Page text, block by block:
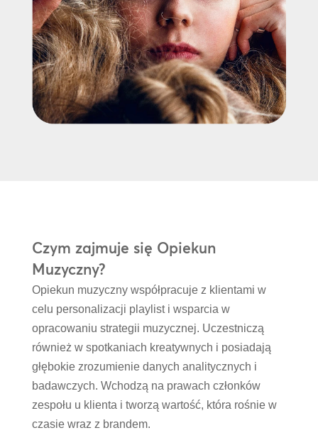
Czym zajmuje się Opiekun
Muzyczny?
Opiekun muzyczny współpracuje z klientami w
celu personalizacji playlist i wsparcia w
opracowaniu strategii muzycznej. Uczestniczą
również w spotkaniach kreatywnych i posiadają
głębokie zrozumienie danych analitycznych i
badawczych. Wchodzą na prawach członków
zespołu u klienta i tworzą wartość, która rośnie w
czasie wraz z brandem.